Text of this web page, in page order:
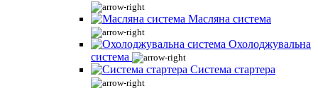
Масляна система
Охолоджувальна
система
Система стартера